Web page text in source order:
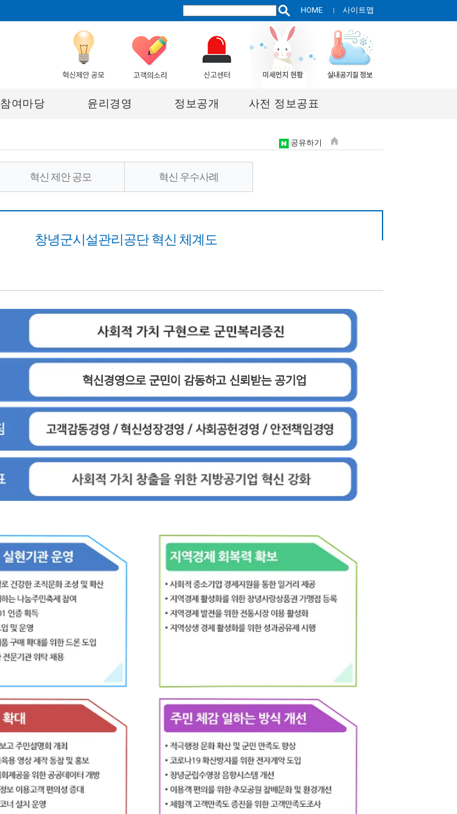
HOME 사이트맵
참여마당 윤리경영 정보공개 사전 정보공표
공유하기
혁신 제안 공모 혁신 우수사례
창녕군시설관리공단 혁신 체계도